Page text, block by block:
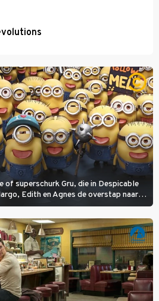
of superschurk Gru, die in Despicable
Edith en Agnes de overstap naar
op dat pad weet te blijven.